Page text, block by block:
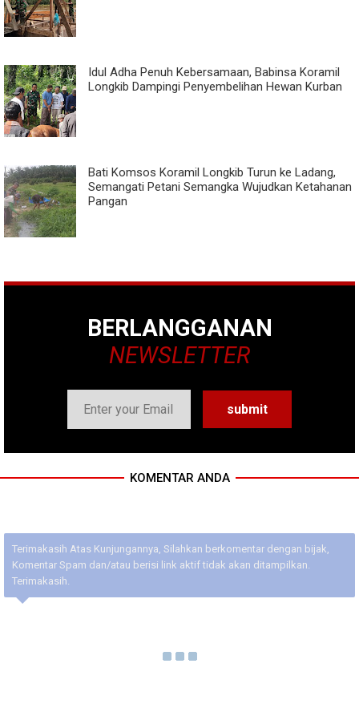
Idul Adha Penuh Kebersamaan, Babinsa Koramil
Longkib Dampingi Penyembelihan Hewan Kurban
Bati Komsos Koramil Longkib Turun ke Ladang,
Semangati Petani Semangka Wujudkan Ketahanan
Pangan
BERLANGGANAN
NEWSLETTER
KOMENTAR ANDA
Terimakasih Atas Kunjungannya, Silahkan berkomentar dengan bijak,
Komentar Spam dan/atau berisi link aktif tidak akan ditampilkan.
Terimakasih.